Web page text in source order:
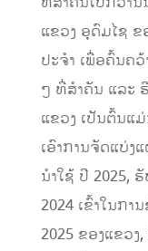
ແຂວງ ອຸດົມໄຊ ຂ
ປະຈໍາ ເພື່ອຄົ້ນຄວ້
ໆ ທີ່ສໍາຄັນ ແລະ
ແຂວງ ເປັນຕົ້ນແ
ເອົາການຈັດແບ່ງ
ນໍາໃຊ້ ປີ 2025,
2024 ເຂົ້າໃນກ
2025 ຂອງແຂວ